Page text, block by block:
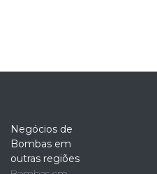
Negócios de
Bombas em
outras regiões